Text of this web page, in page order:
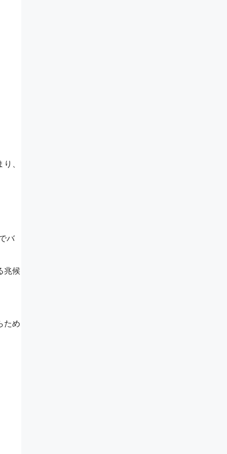
、
バ
兆候
ため